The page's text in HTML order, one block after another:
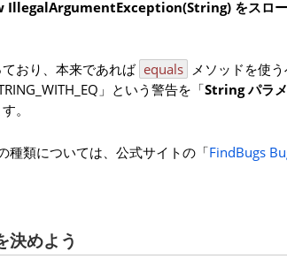
IllegalArgumentException(String) をスロー
おり、本来であれば equals メソッドを使
」という警告を「String パラメ
。
種類については、公式サイトの「FindBugs
決めよう